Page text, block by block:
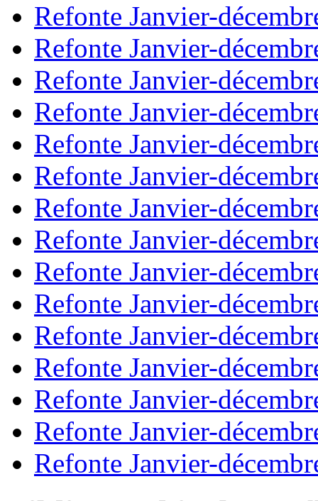
Refonte Janvier-
Refonte Janvier-
Refonte Janvier-
Refonte Janvier-
Refonte Janvier-
Refonte Janvier-
Refonte Janvier-
Refonte Janvier-
Refonte Janvier-
Refonte Janvier-
Refonte Janvier-
Refonte Janvier-
Refonte Janvier-
Refonte Janvier-
Refonte Janvier-